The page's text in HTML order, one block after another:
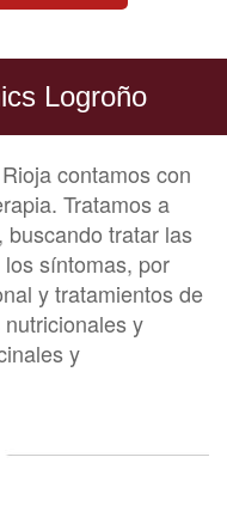
Logroño
contamos con
Tratamos a
tratar las
síntomas, por
y tratamientos de
y
y